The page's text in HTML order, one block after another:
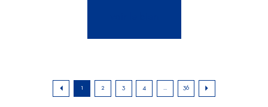
1 2 3 4 ... 36